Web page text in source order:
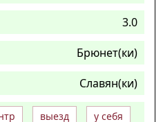
3.0
Брюнет(ки)
Славян(ки)
выезд у себя